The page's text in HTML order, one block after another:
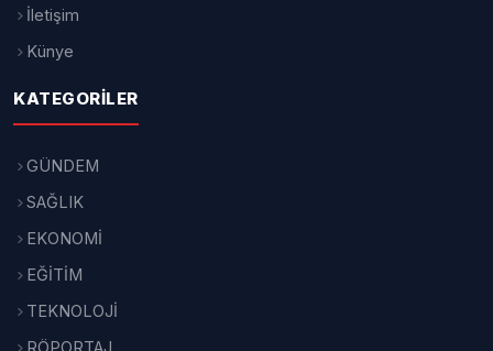
İletişim
Künye
KATEGORILER
GÜNDEM
SAĞLIK
EKONOMİ
EĞİTİM
TEKNOLOJİ